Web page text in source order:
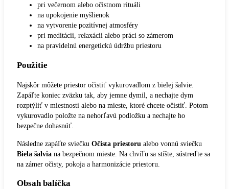
pri večernom alebo očistnom rituáli
na upokojenie myšlienok
na vytvorenie pozitívnej atmosféry
pri meditácii, relaxácii alebo práci so zámerom
na pravidelnú energetickú údržbu priestoru
Použitie
Najskôr môžete priestor očistiť vykurovadlom z bielej šalvie.
Zapáľte koniec zväzku tak, aby jemne dymil, a nechajte dym
rozptýliť v miestnosti alebo na mieste, ktoré chcete očistiť. Potom
vykurovadlo položte na nehorľavú podložku a nechajte ho
bezpečne dohasnúť.
Následne zapáľte sviečku Očista priestoru alebo vonnú sviečku
Biela šalvia na bezpečnom mieste. Na chvíľu sa stíšte, sústreďte sa
na zámer očisty, pokoja a harmonizácie priestoru.
Obsah balíčka